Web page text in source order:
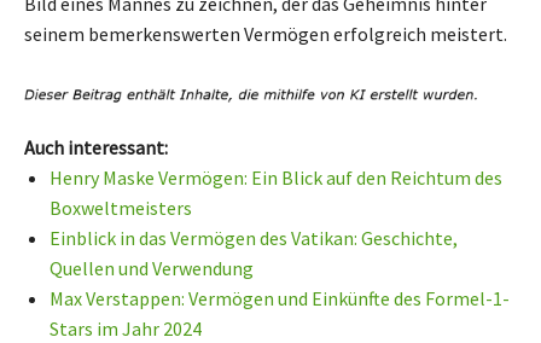
seinem bemerkenswerten Vermögen erfolgreich meistert.
Auch interessant:
Henry Maske Vermögen: Ein Blick auf den Reichtum des
Boxweltmeisters
Einblick in das Vermögen des Vatikan: Geschichte,
Quellen und Verwendung
Max Verstappen: Vermögen und Einkünfte des Formel-1-
Stars im Jahr 2024